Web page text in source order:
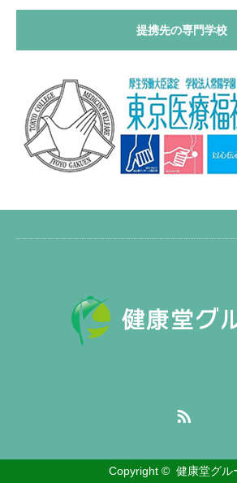
提携先の専門学校
Copyright © 健康堂グル